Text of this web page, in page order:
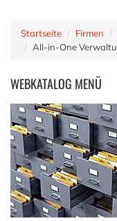
Startseite Firmen
All-in-One
WEBKATALOG MENÜ